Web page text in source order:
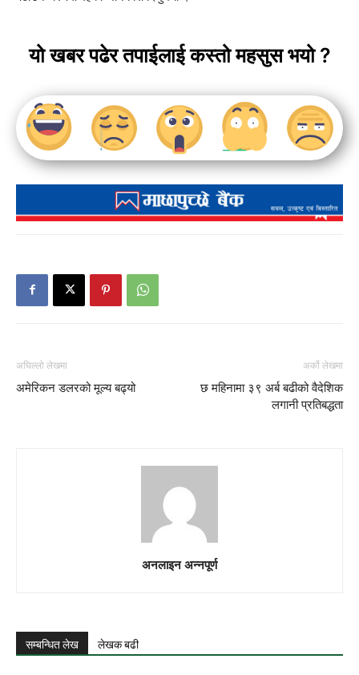
यो खबर पढेर तपाईलाई कस्तो महसुस भयो ?
अघिल्लो लेखमा
अमेरिकन डलरको मूल्य बढ्यो
अर्को लेखमा
छ महिनामा ३९ अर्ब बढीको वैदेशिक
लगानी प्रतिबद्धता
अनलाइन अन्नपूर्ण
सम्बन्धित लेख लेखक बढी